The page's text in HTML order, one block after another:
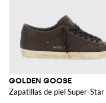
GOLDEN GOOSE
Zapatillas de piel Super-